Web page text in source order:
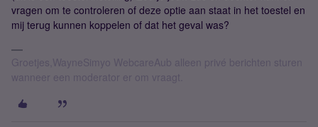
vragen om te controleren of deze optie aan staat in het toestel en
mij terug kunnen koppelen of dat het geval was?
Groetjes,WayneSimyo WebcareAub alleen privé berichten sturen
wanneer een moderator er om vraagt.